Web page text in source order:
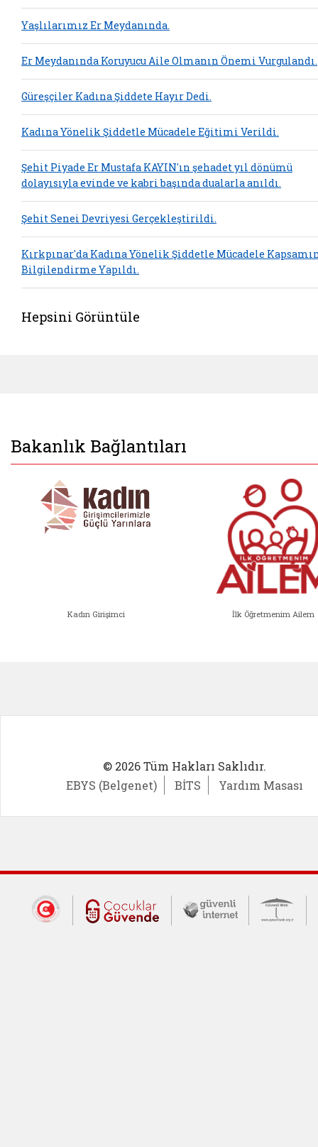
Yaşlılarımız Er Meydanında.
Er Meydanında Koruyucu Aile Olmanın Önemi Vurgulandı.
Güreşçiler Kadına Şiddete Hayır Dedi.
Kadına Yönelik Şiddetle Mücadele Eğitimi Verildi.
Şehit Piyade Er Mustafa KAYIN'ın şehadet yıl dönümü
dolayısıyla evinde ve kabri başında dualarla anıldı.
Şehit Senei Devriyesi Gerçekleştirildi.
Kırkpınar'da Kadına Yönelik Şiddetle Mücadele
Bilgilendirme Yapıldı.
Hepsini Görüntüle
Bakanlık Bağlantıları
Kadın Girişimci İlk Öğretmenim Ailem
© 2026 Tüm Hakları Saklıdır.
EBYS (Belgenet)
BİTS Yardım Masası
Dış Bağlantılar
Cumhurbaşkanlığı İletişim Merkezi
Çocuklar Güvende (yeni
Güvenli